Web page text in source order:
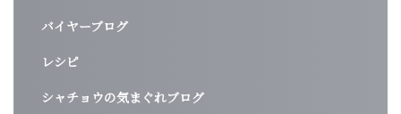
バイヤーブログ
レシピ
シャチョウの気まぐれブログ